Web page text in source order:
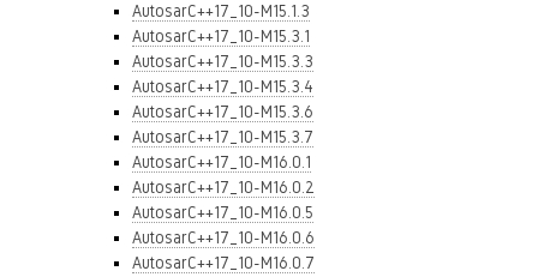
AutosarC++17_10-M15.1.3
AutosarC++17_10-M15.3.1
AutosarC++17_10-M15.3.3
AutosarC++17_10-M15.3.4
AutosarC++17_10-M15.3.6
AutosarC++17_10-M15.3.7
AutosarC++17_10-M16.0.1
AutosarC++17_10-M16.0.2
AutosarC++17_10-M16.0.5
AutosarC++17_10-M16.0.6
AutosarC++17_10-M16.0.7